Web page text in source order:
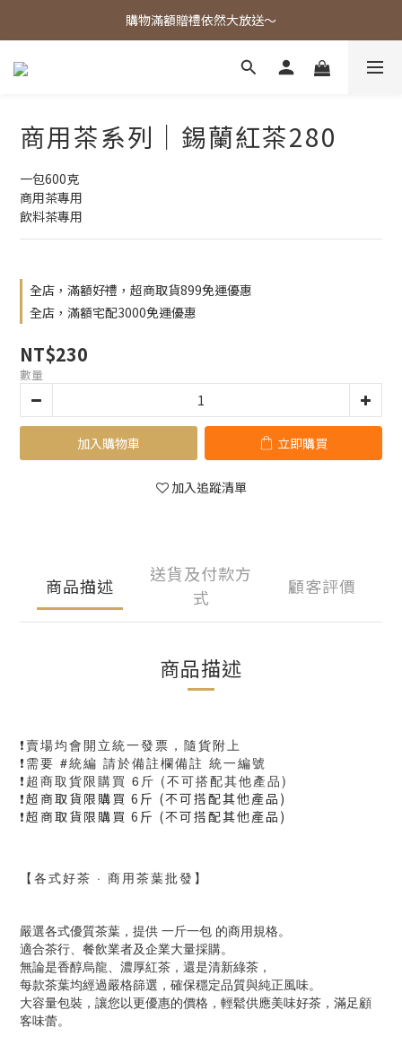
歡迎光臨東大茶莊，各式好茶任君挑選！
購物滿額贈禮依然大放送～
歡迎光臨東大茶莊，各式好茶任君挑選！
商用茶系列｜錫蘭紅茶280
一包600克
商用茶專用
飲料茶專用
全店，滿額好禮，超商取貨899免運優惠
全店，滿額宅配3000免運優惠
NT$230
數量
加入購物車 立即購買
加入追蹤清單
商品描述
送貨及付款方
式
顧客評價
商品描述
❗️賣場均會開立統一發票，隨貨附上
❗️需要 #統編 請於備註欄備註 統一編號
❗️超商取貨限購買 6斤 (不可搭配其他產品)
❗️超商取貨限購買 6斤 (不可搭配其他產品)
❗️超商取貨限購買 6斤 (不可搭配其他產品)
【各式好茶 · 商用茶葉批發】
嚴選各式優質茶葉，提供 一斤一包 的商用規格。
適合茶行、餐飲業者及企業大量採購。
無論是香醇烏龍、濃厚紅茶，還是清新綠茶，
每款茶葉均經過嚴格篩選，確保穩定品質與純正風味。
大容量包裝，讓您以更優惠的價格，輕鬆供應美味好茶，滿足顧
客味蕾。